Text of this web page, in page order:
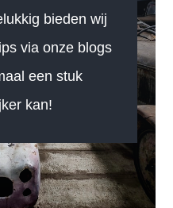
bieden wij
via onze blogs
een stuk
kan!